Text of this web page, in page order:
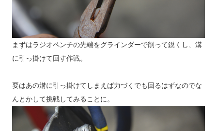
まずはラジオペンチの先端をグラインダーで削って鋭くし、溝
に引っ掛けて回す作戦。
要はあの溝に引っ掛けてしまえば力づくでも回るはずなのでな
んとかして挑戦してみることに。